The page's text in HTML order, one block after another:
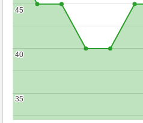
35
35
40
40
45
45